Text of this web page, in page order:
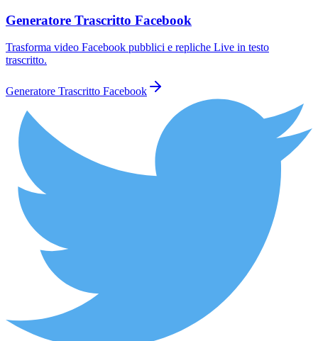
Generatore Trascritto Facebook
Trasforma video Facebook pubblici e repliche Live in testo
trascritto.
Generatore Trascritto Facebook